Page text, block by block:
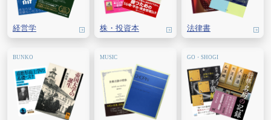
経営学 株・ 投資本 法律書